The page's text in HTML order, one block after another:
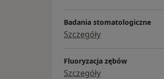
Badania stomatologiczne
Szczegóły
Fluoryzacja zębów
Szczegóły